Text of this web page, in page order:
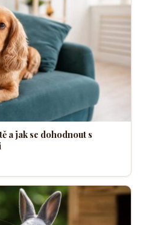
a jak se dohodnout s